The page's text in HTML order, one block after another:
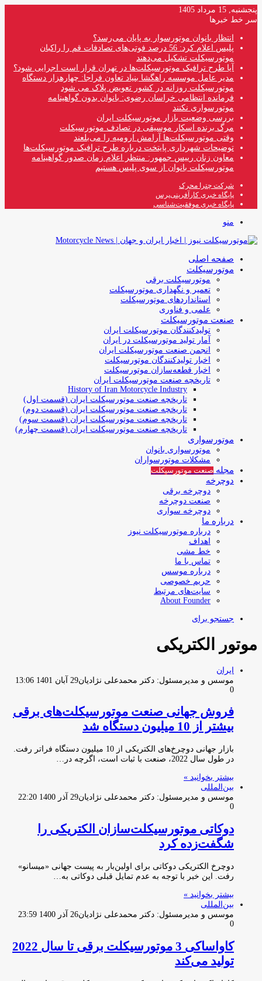
پنجشنبه, 15 مرداد 1405
سر خط خبرها
انتظار بانوان موتورسوار به پایان می‌رسد؟
پلیس اعلام کرد: 56 درصد فوتی‌های تصادفات قم را راکبان
موتورسیکلت تشکیل می‌دهند
آیا طرح ترافیک موتورسیکلت‌ها در تهران قرار است اجرایی شود؟
مدیر عامل موسسه راهگشا بنیاد تعاون فراجا: چهارهزار دستگاه
موتورسیکلت روزانه در کشور تعویض پلاک می شود
فرمانده انتظامی خراسان رضوی: بانوان بدون گواهینامه
موتورسواری نکنند
بررسی وضعیت بازار موتورسیکلت ایران
مرگ برنده اسکار موسیقی در تصادف موتورسیکلت
وقتی موتورسیکلت‌ها آرامش ارومیه را می‌بلعند
توضیحات شهرداری پایتخت درباره طرح ترافیک موتورسیکلت‌ها
معاون زنان رییس جمهور: منتظر اعلام زمان صدور گواهینامه
موتورسیکلت بانوان از سوی پلیس هستیم
شرکت چترا محرک
پایگاه خبری کارآفرینی‌پرس
پایگاه خبری موفقیت‌شناسی
منو
صفحه اصلی
موتورسیکلت
موتورسیکلت برقی
تعمیر و نگهداری موتورسیکلت
استانداردهای موتورسیکلت
علمی و فناوری
صنعت موتورسیکلت
تولیدکنندگان موتورسیکلت ایران
آمار تولید موتورسیکلت در ایران
انجمن صنعت موتورسیکلت ایران
اخبار تولیدکنندگان موتورسیکلت
اخبار قطعه‌سازان موتورسیکلت
تاریخچه صنعت موتورسیکلت ایران
History of Iran Motorcycle Industry
تاریخچه صنعت موتورسیکلت ایران (قسمت اول)
تاریخچه صنعت موتورسیکلت ایران (قسمت دوم)
تاریخچه صنعت موتورسیکلت ایران (قسمت سوم)
تاریخچه صنعت موتورسیکلت ایران (قسمت چهارم)
موتورسواری
موتورسواری بانوان
مشکلات موتورسواران
مجله صنعت موتورسیکلت
دوچرخه
دوچرخه برقی
صنعت دوچرخه
دوچرخه سواری
درباره ما
درباره موتورسیکلت نیوز
اهداف
خط مشی
تماس با ما
درباره موسس
حریم خصوصی
سایت‌های مرتبط
About Founder
جستجو برای
موتور الکتریکی
ایران
موسس و مدیرمسئول: دکتر محمدعلی نژادیان29 آبان 1401 13:06
0
فروش جهانی صنعت موتورسیکلت‌های برقی
بیشتر از 10 میلیون دستگاه شد
بازار جهانی دوچرخ‌های الکتریکی از 10 میلیون دستگاه فراتر رفت.
در طول سال 2022، صنعت با ثبات است، اگرچه در…
بیشتر بخوانید »
بین‌المللی
موسس و مدیرمسئول: دکتر محمدعلی نژادیان29 آذر 1400 22:20
0
دوکاتی موتورسیکلت‌سازان الکتریکی را
شگفت‌زده کرد
دوچرخ الکتریکی دوکاتی برای اولین‌بار به پیست جهانی «میسانو»
رفت. این خبر با توجه به عدم تمایل قبلی دوکاتی به…
بیشتر بخوانید »
بین‌المللی
موسس و مدیرمسئول: دکتر محمدعلی نژادیان26 آذر 1400 23:59
0
کاواساکی 3 موتورسیکلت برقی تا سال 2022
تولید می‌کند